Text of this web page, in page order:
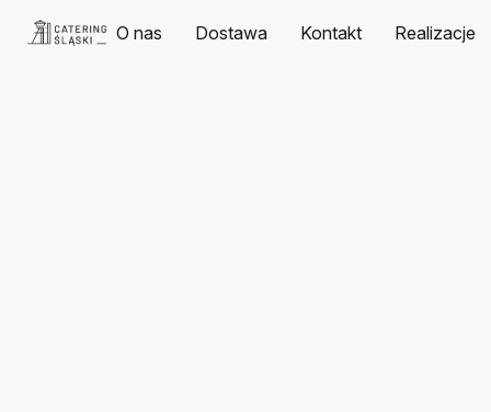
O nas Dostawa Kontakt Realizacje